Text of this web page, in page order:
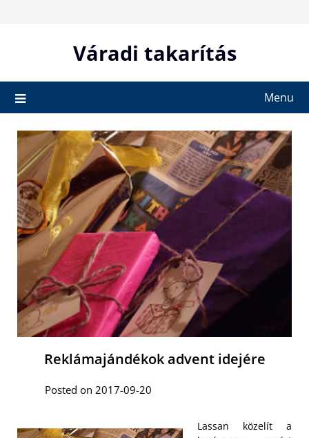
Váradi takarítás
Menu
Reklámajándékok advent idejére
Posted on 2017-09-20
Lassan közelít a